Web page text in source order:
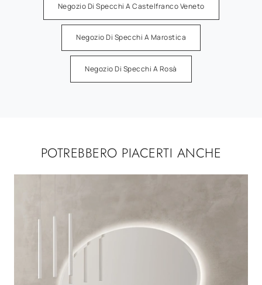
Negozio Di Specchi A Castelfranco Veneto
Negozio Di Specchi A Marostica
Negozio Di Specchi A Rosà
POTREBBERO PIACERTI ANCHE